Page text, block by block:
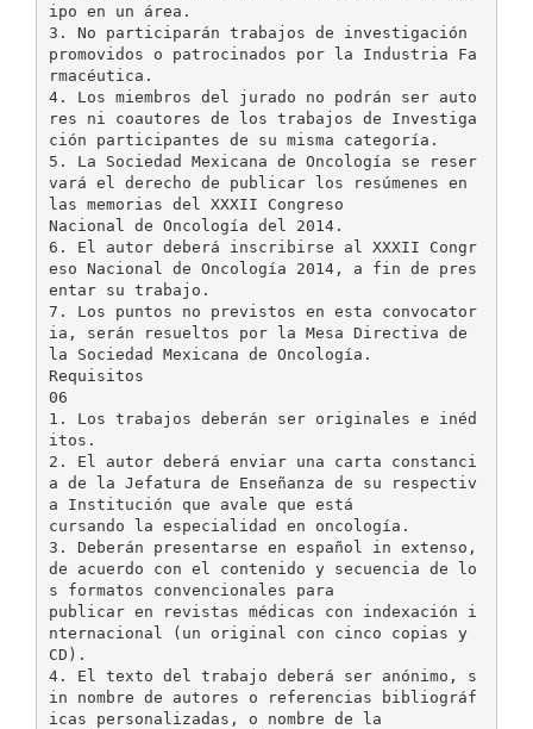
ipo en un área.
3. No participarán trabajos de investigación
promovidos o patrocinados por la Industria Fa
rmacéutica.
4. Los miembros del jurado no podrán ser auto
res ni coautores de los trabajos de Investiga
ción participantes de su misma categoría.
5. La Sociedad Mexicana de Oncología se reser
vará el derecho de publicar los resúmenes en
las memorias del XXXII Congreso
Nacional de Oncología del 2014.
6. El autor deberá inscribirse al XXXII Congr
eso Nacional de Oncología 2014, a fin de pres
entar su trabajo.
7. Los puntos no previstos en esta convocator
ia, serán resueltos por la Mesa Directiva de
la Sociedad Mexicana de Oncología.
Requisitos
06
1. Los trabajos deberán ser originales e inéd
itos.
2. El autor deberá enviar una carta constanci
a de la Jefatura de Enseñanza de su respectiv
a Institución que avale que está
cursando la especialidad en oncología.
3. Deberán presentarse en español in extenso,
de acuerdo con el contenido y secuencia de lo
s formatos convencionales para
publicar en revistas médicas con indexación i
nternacional (un original con cinco copias y
CD).
4. El texto del trabajo deberá ser anónimo, s
in nombre de autores o referencias bibliográf
icas personalizadas, o nombre de la